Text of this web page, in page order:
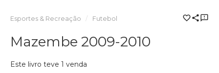
Esportes & Recreação Futebol
Mazembe 2009-2010
Este livro teve 1 venda